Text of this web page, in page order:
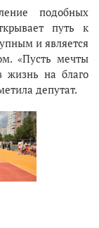
подобных
путь к
и является
«Пусть мечты
жизнь на благо
депутат.